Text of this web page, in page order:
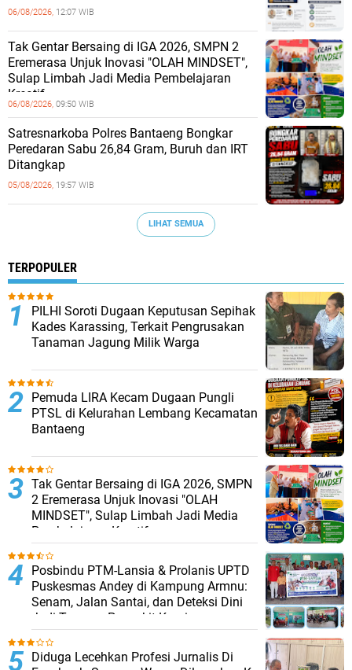
06/08/2026, 12:07 WIB
Tak Gentar Bersaing di IGA 2026, SMPN 2
Eremerasa Unjuk Inovasi "OLAH MINDSET",
Sulap Limbah Jadi Media Pembelajaran
Kreatif
06/08/2026, 09:50 WIB
Satresnarkoba Polres Bantaeng Bongkar
Peredaran Sabu 26,84 Gram, Buruh dan IRT
Ditangkap
05/08/2026, 19:57 WIB
LIHAT SEMUA
TERPOPULER
PILHI Soroti Dugaan Keputusan Sepihak
Kades Karassing, Terkait Pengrusakan
Tanaman Jagung Milik Warga
Pemuda LIRA Kecam Dugaan Pungli
PTSL di Kelurahan Lembang Kecamatan
Bantaeng
Tak Gentar Bersaing di IGA 2026, SMPN
2 Eremerasa Unjuk Inovasi "OLAH
MINDSET", Sulap Limbah Jadi Media
Pembelajaran Kreatif
Posbindu PTM-Lansia & Prolanis UPTD
Puskesmas Andey di Kampung Armnu:
Senam, Jalan Santai, dan Deteksi Dini
Jadi Tameng Penyakit Kronis
Diduga Lecehkan Profesi Jurnalis Di